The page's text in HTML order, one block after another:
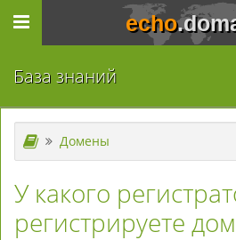
echo
База знаний
Домены
У какого
регистрируете